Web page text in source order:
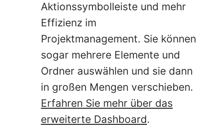
Aktionssymbolleiste und mehr
Effizienz im
Projektmanagement. Sie können
sogar mehrere Elemente und
Ordner auswählen und sie dann
in großen Mengen verschieben.
Erfahren Sie mehr über das
erweiterte Dashboard.